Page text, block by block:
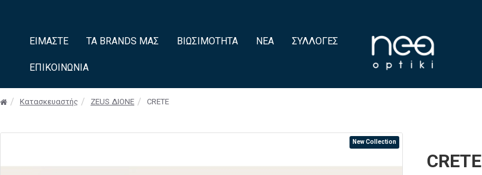
ΕΊΜΑΣΤΕ ΤΑ BRANDS ΜΑΣ ΒΙΩΣΙΜΌΤΗΤΑ ΝΈΑ ΣΥΛΛΟΓΈΣ
ΕΠΙΚΟΙΝΩΝΊΑ
Κατασκευαστής ZEUS ΔIONE CRETE
New Collection
CRETE